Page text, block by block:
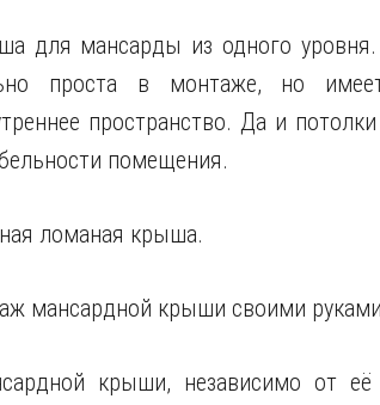
для мансарды из одного
проста в монтаже, но
пространство. Да и
помещения.
ломаная крыша.
мансардной крыши своими
крыши, независимо от